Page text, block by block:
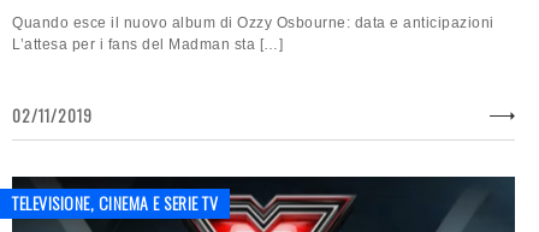
Quando esce il nuovo album di Ozzy Osbourne: data e anticipazioni
L’attesa per i fans del Madman sta […]
02/11/2019
TELEVISIONE, CINEMA E SERIE TV